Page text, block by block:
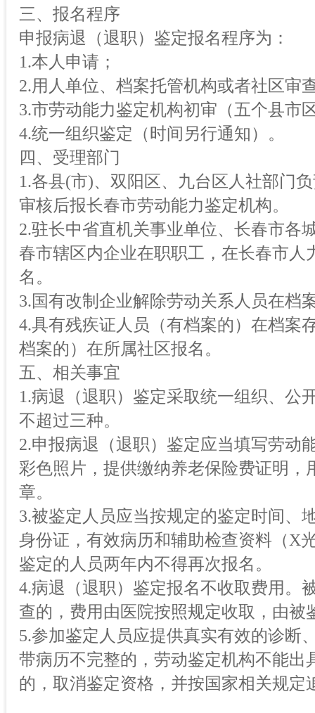
三、报名程序
申报病退（退职）鉴定报名程序为：
1.本人申请；
2.用人单位、档案托管机构或者社区审
3.市劳动能力鉴定机构初审（五个县市
4.统一组织鉴定（时间另行通知）。
四、受理部门
1.各县(市)、双阳区、九台区人社部门
审核后报长春市劳动能力鉴定机构。
2.驻长中省直机关事业单位、长春市各
春市辖区内企业在职职工，在长春市
名。
3.国有改制企业解除劳动关系人员在档
4.具有残疾证人员（有档案的）在档案
档案的）在所属社区报名。
五、相关事宜
1.病退（退职）鉴定采取统一组织、公
不超过三种。
2.申报病退（退职）鉴定应当填写劳动
彩色照片，提供缴纳养老保险费证明
章。
3.被鉴定人员应当按规定的鉴定时间、
身份证，有效病历和辅助检查资料（X
鉴定的人员两年内不得再次报名。
4.病退（退职）鉴定报名不收取费用。
查的，费用由医院按照规定收取，由被
5.参加鉴定人员应提供真实有效的诊断
带病历不完整的，劳动鉴定机构不能
的，取消鉴定资格，并按国家相关规定